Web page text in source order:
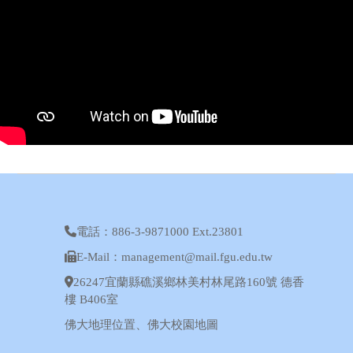
電話：886-3-9871000 Ext.23801
E-Mail：management@mail.fgu.edu.tw
26247宜蘭縣礁溪鄉林美村林尾路160號 德香
樓 B406室
佛大地理位置 、佛大校園地圖